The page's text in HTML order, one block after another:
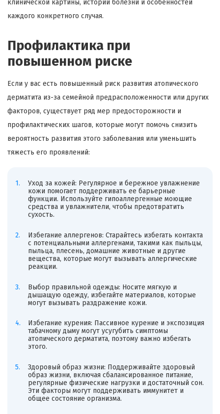
клинической картины, истории болезни и особенностей
каждого конкретного случая.
Профилактика при
повышенном риске
Если у вас есть повышенный риск развития атопического
дерматита из-за семейной предрасположенности или других
факторов, существует ряд мер предосторожности и
профилактических шагов, которые могут помочь снизить
вероятность развития этого заболевания или уменьшить
тяжесть его проявлений:
Уход за кожей: Регулярное и бережное увлажнение
кожи помогает поддерживать ее барьерные
функции. Используйте гипоаллергенные моющие
средства и увлажнители, чтобы предотвратить
сухость.
Избегание аллергенов: Старайтесь избегать контакта
с потенциальными аллергенами, такими как пыльцы,
пыльца, плесень, домашние животные и другие
вещества, которые могут вызывать аллергические
реакции.
Выбор правильной одежды: Носите мягкую и
дышащую одежду, избегайте материалов, которые
могут вызывать раздражение кожи.
Избегание курения: Пассивное курение и экспозиция
табачному дыму могут усугубить симптомы
атопического дерматита, поэтому важно избегать
этого.
Здоровый образ жизни: Поддерживайте здоровый
образ жизни, включая сбалансированное питание,
регулярные физические нагрузки и достаточный сон.
Эти факторы могут поддерживать иммунитет и
общее состояние организма.